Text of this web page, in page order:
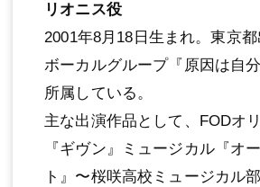
リオニス役
2001年8⽉18⽇⽣まれ。東京
ボーカルグループ『原因は⾃
所属している。
主な出演作品として、FODオ
『ギヴン』ミュージカル『オ
ト』〜桜咲⾼校ミュージカル